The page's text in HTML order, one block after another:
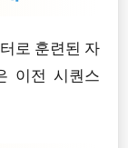
로 훈련된 자
이전 시퀀스